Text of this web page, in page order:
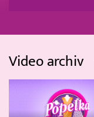
Video archiv